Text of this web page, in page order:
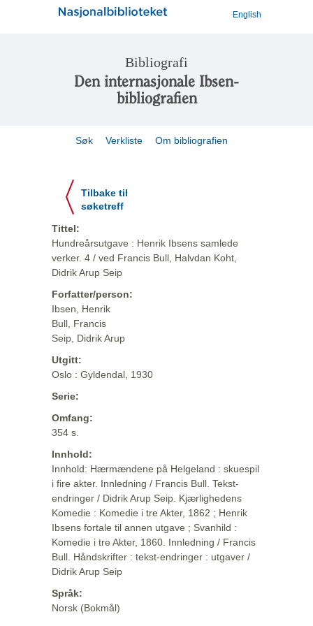
English
Bibliografi
Den internasjonale Ibsen-
bibliografien
Søk Verkliste Om bibliografien
Tilbake til
søketreff
Tittel:
Hundreårsutgave : Henrik Ibsens samlede
verker. 4 / ved Francis Bull, Halvdan Koht,
Didrik Arup Seip
Forfatter/person:
Ibsen, Henrik
Bull, Francis
Seip, Didrik Arup
Utgitt:
Oslo : Gyldendal, 1930
Serie:
Omfang:
354 s.
Innhold:
Innhold: Hærmændene på Helgeland : skuespil
i fire akter. Innledning / Francis Bull. Tekst-
endringer / Didrik Arup Seip. Kjærlighedens
Komedie : Komedie i tre Akter, 1862 ; Henrik
Ibsens fortale til annen utgave ; Svanhild :
Komedie i tre Akter, 1860. Innledning / Francis
Bull. Håndskrifter : tekst-endringer : utgaver /
Didrik Arup Seip
Språk:
Norsk (Bokmål)